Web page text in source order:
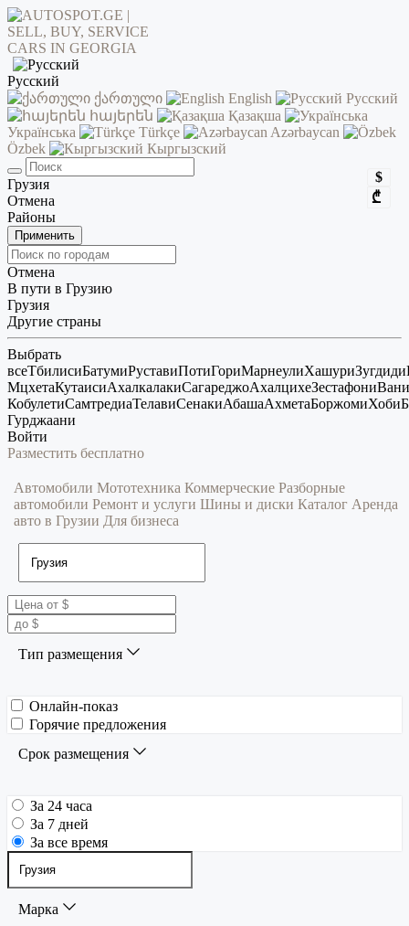
Русский
ქართული
English
Русский
հայերեն
Қазақша
Українська
Türkçe
Azərbaycan
Özbek
Кыргызский
$
₾
Грузия
Отмена
Районы
Применить
Отмена
В пути в Грузию
Грузия
Другие страны
Выбрать
всеТбилисиБатумиРуставиПотиГориМарнеулиХашуриЗугдиди
МцхетаКутаисиАхалкалакиСагареджоАхалцихеЗестафониВани
КобулетиСамтредиаТелавиСенакиАбашаАхметаБоржомиХоби
Гурджаани
Войти
Разместить бесплатно
Автомобили Мототехника Коммерческие Разборные
автомобили Ремонт и услуги Шины и диски Каталог Аренда
авто в Грузии Для бизнеса
Тип размещения
Онлайн-показ
Горячие предложения
Срок размещения
За 24 часа
За 7 дней
За все время
Марка